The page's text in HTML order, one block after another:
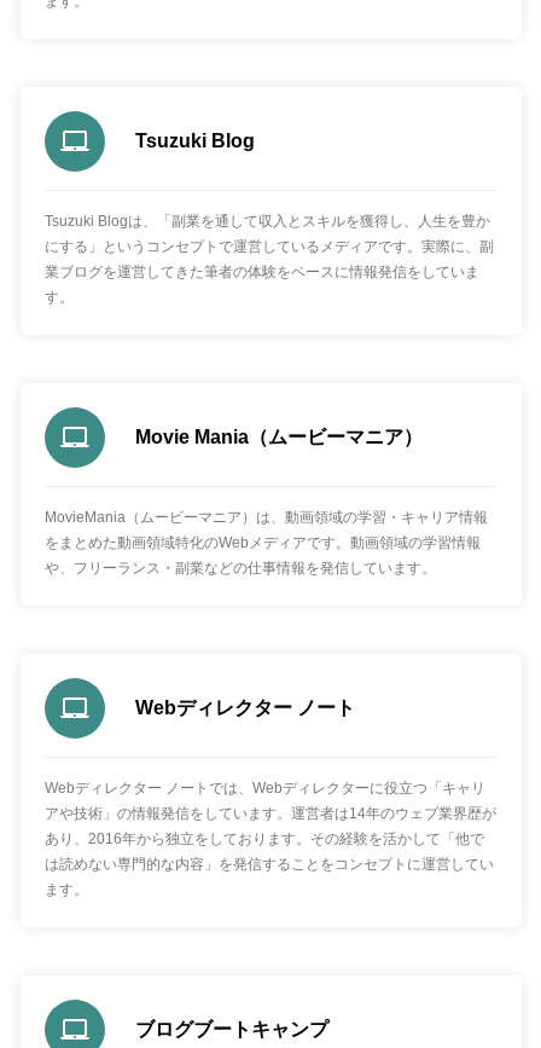
Tsuzuki Blog
Tsuzuki Blogは、「副業を通して収入とスキルを獲得し、人生を豊か
にする」というコンセプトで運営しているメディアです。実際に、副
業ブログを運営してきた筆者の体験をベースに情報発信をしていま
す。
Movie Mania（ムービーマニア）
MovieMania（ムービーマニア）は、動画領域の学習・キャリア情報
をまとめた動画領域特化のWebメディアです。動画領域の学習情報
や、フリーランス・副業などの仕事情報を発信しています。
Webディレクター ノート
Webディレクター ノートでは、Webディレクターに役立つ「キャリ
アや技術」の情報発信をしています。運営者は14年のウェブ業界歴が
あり、2016年から独立をしております。その経験を活かして「他で
は読めない専門的な内容」を発信することをコンセプトに運営してい
ます。
ブログブートキャンプ